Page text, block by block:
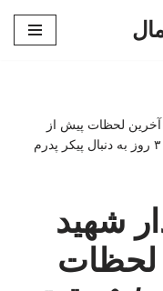
لحظات پیش از
شهادت پدر/ ۵ دقیقه فرصت خواست تا …/ ۳۰ روز به دنبال پیکر پدرم
شهید
لحظات